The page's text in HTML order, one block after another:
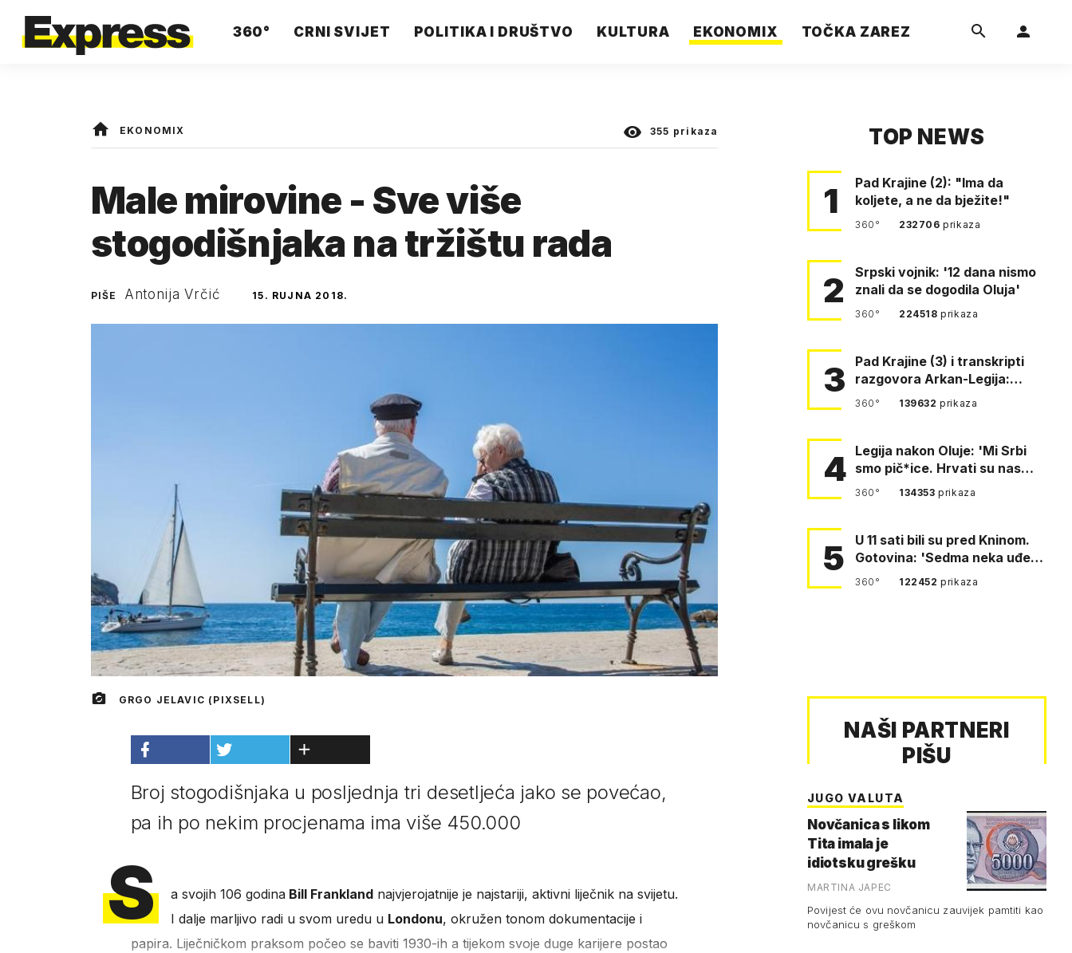
360° CRNI SVIJET POLITIKA I DRUŠTVO KULTURA EKONOMIX TOČKA ZAREZ
EKONOMIX 355 prikaza
Male mirovine - Sve više
stogodišnjaka na tržištu rada
PIŠE Antonija Vrčić 15. RUJNA 2018.
GRGO JELAVIC (PIXSELL)
Broj stogodišnjaka u posljednja tri desetljeća jako se povećao,
pa ih po nekim procjenama ima više 450.000
S a svojih 106 godinaBill Franklandnajvjerojatnije je najstariji, aktivni liječnik na svijetu.
I dalje marljivo radi u svom uredu u Londonu, okružen tonom dokumentacije i
papira. Liječničkom praksom počeo se baviti 1930-ih a tijekom svoje duge karijere postao
TOP NEWS
1
Pad Krajine (2): "Ima da
koljete, a ne da bježite!"
360° 232706prikaza
2
Srpski vojnik: '12 dana nismo
znali da se dogodila Oluja'
360° 224518prikaza
3
Pad Krajine (3) i transkripti
razgovora Arkan-Legija:
'Čujem, prelazite ustašam…
360° 139632prikaza
4 Legija nakon Oluje: 'Mi Srbi
smo pič*ice. Hrvati su nas
pomeli!'
360° 134353prikaza
5
U 11 sati bili su pred Kninom.
Gotovina: 'Sedma neka uđe,
4. gardijska neka g…
360° 122452prikaza
NAŠI PARTNERI
PIŠU
JUGO VALUTA
Novčanica s likom
Tita imala je
idiotsku grešku
MARTINA JAPEC
Povijest će ovu novčanicu zauvijek pamtiti kao
novčanicu s greškom